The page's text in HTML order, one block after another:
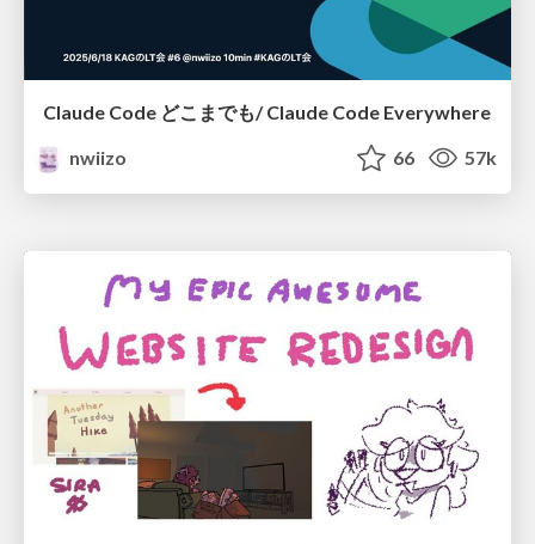
Claude Code どこまでも/ Claude Code Everywhere
nwiizo
66 57k